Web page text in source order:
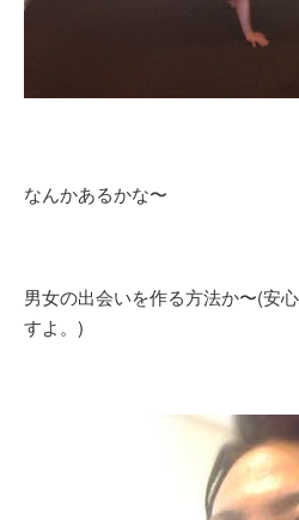
なんかあるかな〜
男女の出会いを作る方法か〜(安
すよ。)